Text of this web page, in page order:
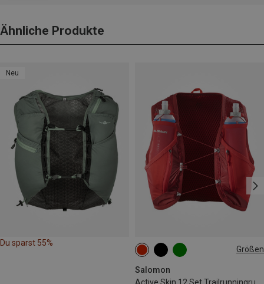
Ähnliche Produkte
Neu
Du sparst 55%
Größen
Salomon
12L | M 12L | XL
12L | L
12L | XS